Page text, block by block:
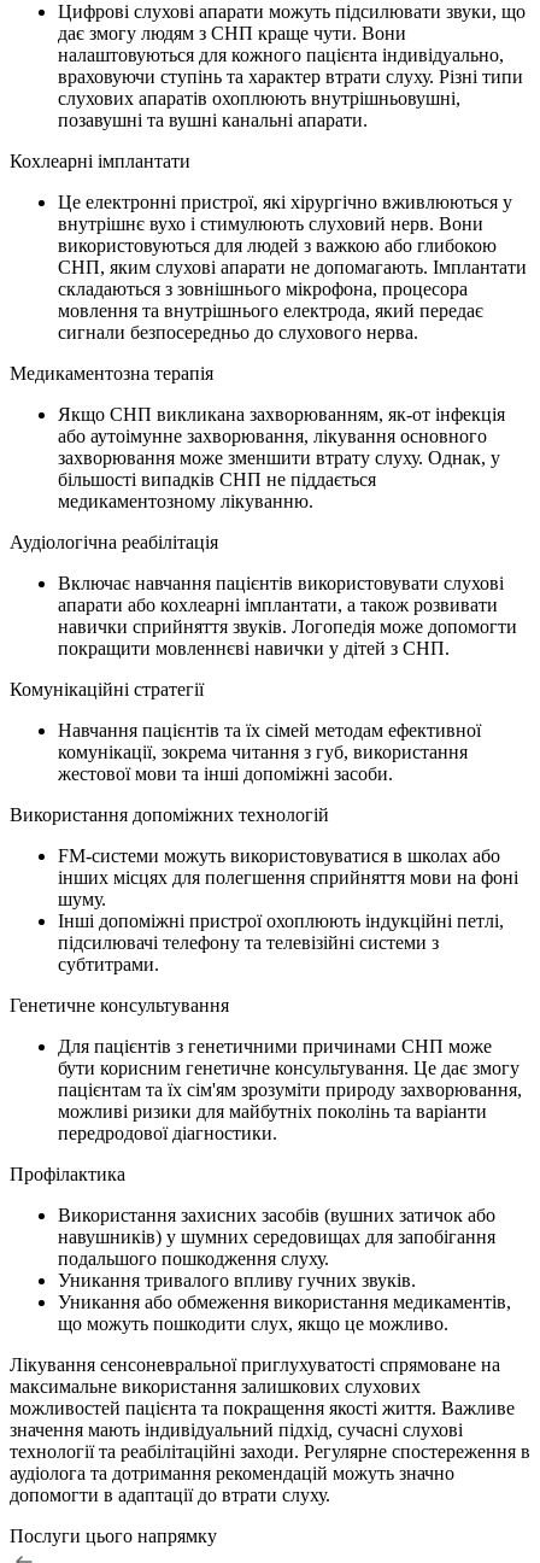
Цифрові слухові апарати можуть підсилювати звуки, що
дає змогу людям з СНП краще чути. Вони
налаштовуються для кожного пацієнта індивідуально,
враховуючи ступінь та характер втрати слуху. Різні типи
слухових апаратів охоплюють внутрішньовушні,
позавушні та вушні канальні апарати.
Кохлеарні імплантати
Це електронні пристрої, які хірургічно вживлюються у
внутрішнє вухо і стимулюють слуховий нерв. Вони
використовуються для людей з важкою або глибокою
СНП, яким слухові апарати не допомагають. Імплантати
складаються з зовнішнього мікрофона, процесора
мовлення та внутрішнього електрода, який передає
сигнали безпосередньо до слухового нерва.
Медикаментозна терапія
Якщо СНП викликана захворюванням, як-от інфекція
або аутоімунне захворювання, лікування основного
захворювання може зменшити втрату слуху. Однак, у
більшості випадків СНП не піддається
медикаментозному лікуванню.
Аудіологічна реабілітація
Включає навчання пацієнтів використовувати слухові
апарати або кохлеарні імплантати, а також розвивати
навички сприйняття звуків. Логопедія може допомогти
покращити мовленнєві навички у дітей з СНП.
Комунікаційні стратегії
Навчання пацієнтів та їх сімей методам ефективної
комунікації, зокрема читання з губ, використання
жестової мови та інші допоміжні засоби.
Використання допоміжних технологій
FM-системи можуть використовуватися в школах або
інших місцях для полегшення сприйняття мови на фоні
шуму.
Інші допоміжні пристрої охоплюють індукційні петлі,
підсилювачі телефону та телевізійні системи з
субтитрами.
Генетичне консультування
Для пацієнтів з генетичними причинами СНП може
бути корисним генетичне консультування. Це дає змогу
пацієнтам та їх сім'ям зрозуміти природу захворювання,
можливі ризики для майбутніх поколінь та варіанти
передродової діагностики.
Профілактика
Використання захисних засобів (вушних затичок або
навушників) у шумних середовищах для запобігання
подальшого пошкодження слуху.
Уникання тривалого впливу гучних звуків.
Уникання або обмеження використання медикаментів,
що можуть пошкодити слух, якщо це можливо.
Лікування сенсоневральної приглухуватості спрямоване на
максимальне використання залишкових слухових
можливостей пацієнта та покращення якості життя. Важливе
значення мають індивідуальний підхід, сучасні слухові
технології та реабілітаційні заходи. Регулярне спостереження в
аудіолога та дотримання рекомендацій можуть значно
допомогти в адаптації до втрати слуху.
Послуги цього напрямку